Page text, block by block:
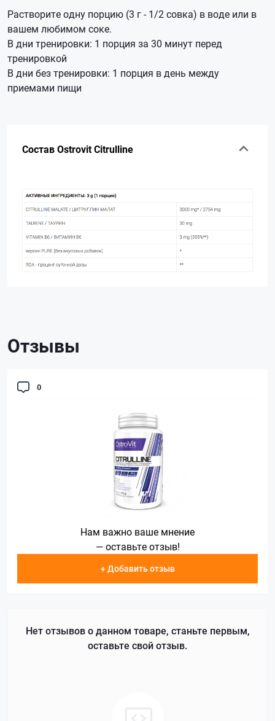
Растворите одну порцию (3 г - 1/2 совка) в воде или в
вашем любимом соке.
В дни тренировки: 1 порция за 30 минут перед
тренировкой
В дни без тренировки: 1 порция в день между
приемами пищи
Состав Ostrovit Citrulline
Отзывы
0
Нам важно ваше мнение
— оставьте отзыв!
+ Добавить отзыв
Нет отзывов о данном товаре, станьте первым,
оставьте свой отзыв.